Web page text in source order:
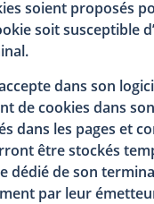
soient proposés
soit susceptible
dans son
de cookies dans
dans les pages et
être stockés
dédié de son
par leur